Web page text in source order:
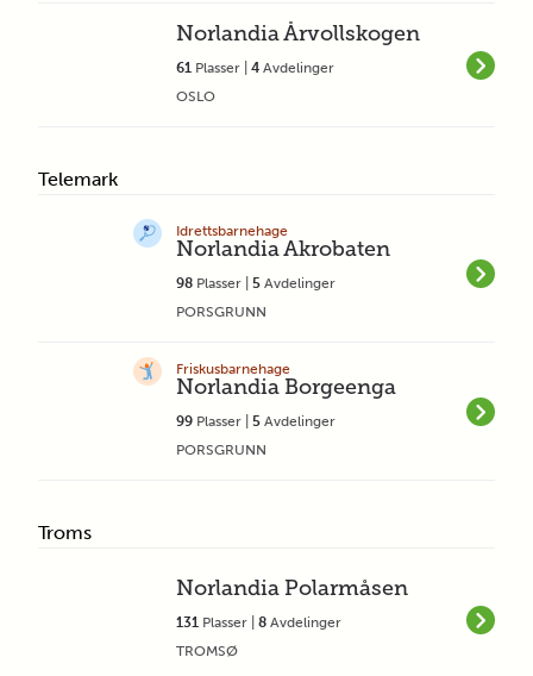
Norlandia Årvollskogen
61 Plasser | 4 Avdelinger
OSLO
Telemark
Idrettsbarnehage
Norlandia Akrobaten
98 Plasser | 5 Avdelinger
PORSGRUNN
Friskusbarnehage
Norlandia Borgeenga
99 Plasser | 5 Avdelinger
PORSGRUNN
Troms
Norlandia Polarmåsen
131 Plasser | 8 Avdelinger
TROMSØ